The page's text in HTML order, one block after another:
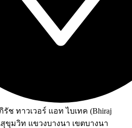
รัช ทาวเวอร์ แอท ไบเทค (Bhiraj
สุขุมวิท แขวงบางนา เขตบางนา